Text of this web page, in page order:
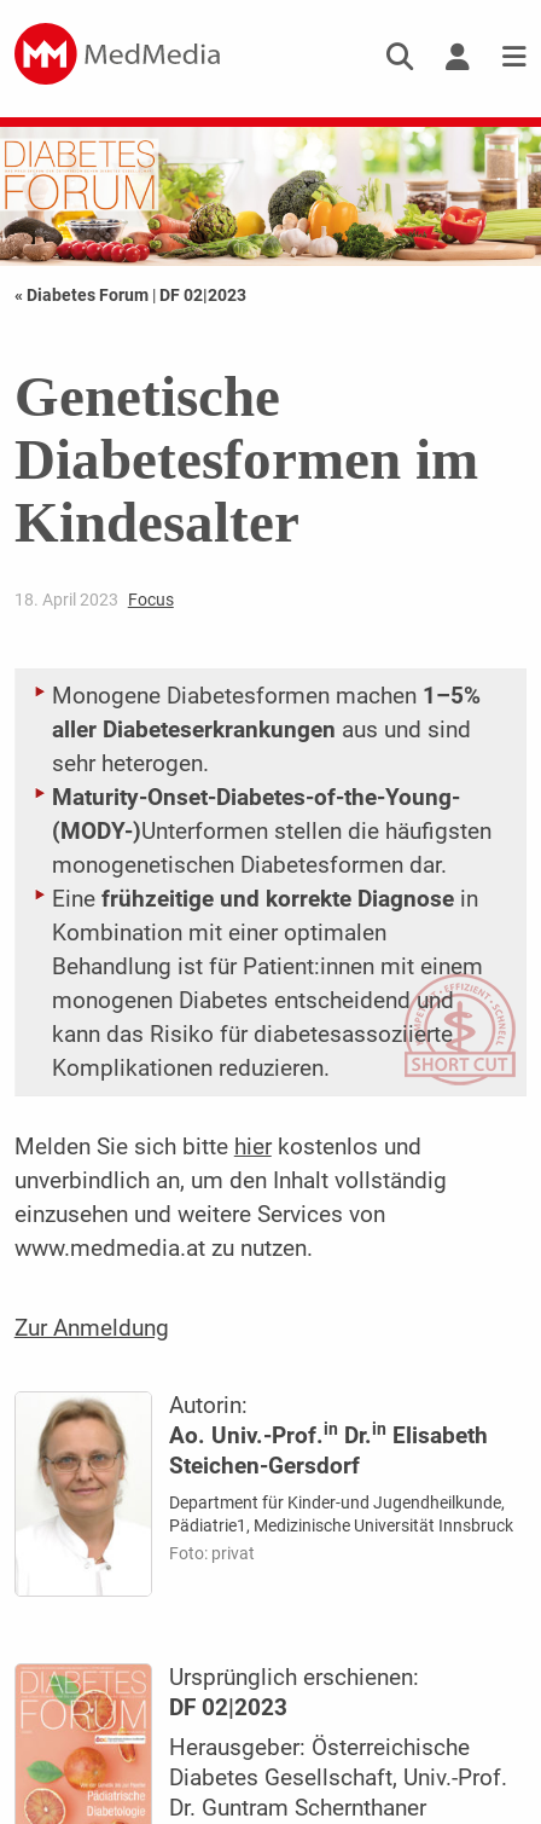
« Diabetes Forum | DF 02|2023
Genetische
Diabetesformen im
Kindesalter
18. April 2023 Focus
Monogene Diabetesformen machen 1–5%
aller Diabeteserkrankungen aus und sind
sehr heterogen.
Maturity-Onset-Diabetes-of-the-Young-
(MODY-)Unterformen stellen die häufigsten
monogenetischen Diabetesformen dar.
Eine frühzeitige und korrekte Diagnosein
Kombination mit einer optimalen
Behandlung ist für Patient:innen mit einem
monogenen Diabetes entscheidend und
kann das Risiko für diabetesassoziierte
Komplikationen reduzieren.
Melden Sie sich bitte hierkostenlos und
unverbindlich an, um den Inhalt vollständig
einzusehen und weitere Services von
www.medmedia.at zu nutzen.
Zur Anmeldung
Autorin:
Ao. Univ.-Prof.in Dr.in Elisabeth
Steichen-Gersdorf
Department für Kinder-und Jugendheilkunde,
Pädiatrie1, Medizinische Universität Innsbruck
Foto: privat
Ursprünglich erschienen:
DF 02|2023
Herausgeber: Österreichische
Diabetes Gesellschaft, Univ.-Prof.
Dr. Guntram Schernthaner